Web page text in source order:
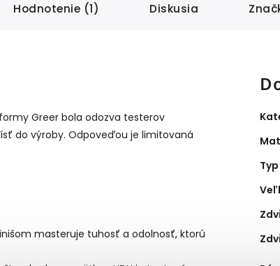
Hodnotenie (1) Diskusia
Greer bola odozva testerov
do výroby. Odpoveďou je limitovaná
masteruje tuhosť a odolnosť, ktorú